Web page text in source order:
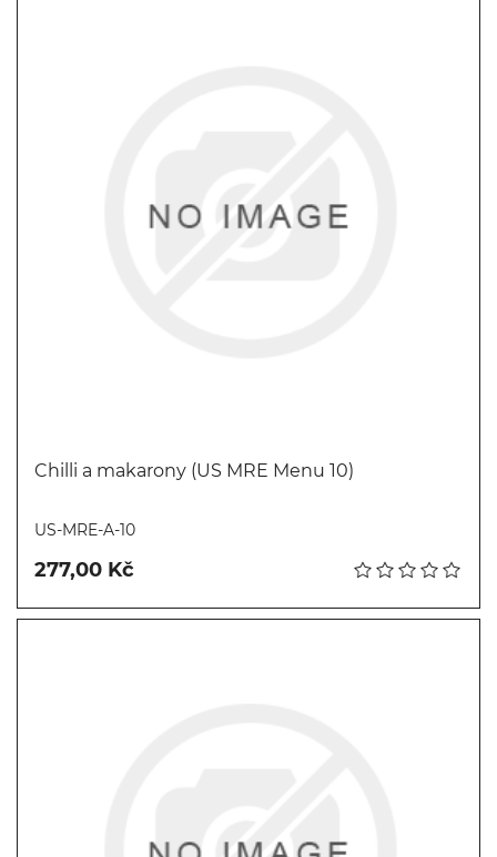
Chilli a makarony (US MRE Menu 10)
US-MRE-A-10
277,00 Kč